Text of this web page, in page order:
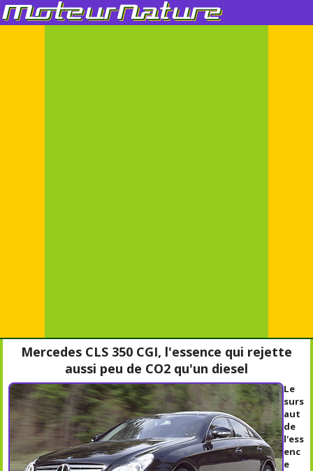
Mercedes CLS 350 CGI, l'essence qui rejette
aussi peu de CO2 qu'un diesel
Le
surs
aut
de
l'ess
enc
e